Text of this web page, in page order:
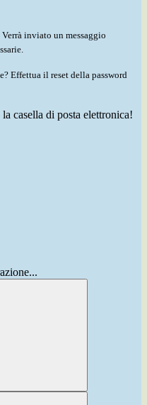
Verrà inviato un messaggio
Effettua il reset della password
casella di posta elettronica!